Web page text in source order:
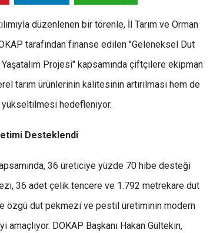
düzenlenen bir törenle, İl Tarım ve Orman
tarafından finanse edilen "Geleneksel Dut
Projesi" kapsamında çiftçilere ekipman
tarım ürünlerinin kalitesinin artırılması hem de
yükseltilmesi hedefleniyor.
Desteklendi
36 üreticiye yüzde 70 hibe desteği
36 adet çelik tencere ve 1.792 metrekare dut
özgü dut pekmezi ve pestil üretiminin modern
amaçlıyor. DOKAP Başkanı Hakan Gültekin,